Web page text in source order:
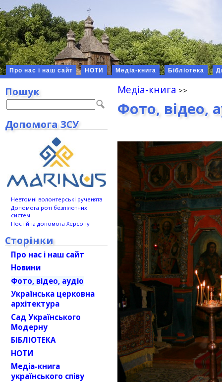
Про нас і наш сайт НОТИ Медіа-книга Бібліотека
Медіа-книга
Фото, відео,
Пошук
Допомога ЗСУ
Невтомні волонтерські рученята
Допомога роті безпілотних
систем
Постійна допомога Херсону
Сторінки
Про нас і наш сайт
Новини
Фото, відео, аудіо
Українська церковна
архітектура
Сад Українського
Модерну
БІБЛІОТЕКА
НОТИ
Медіа-книга
українського співу